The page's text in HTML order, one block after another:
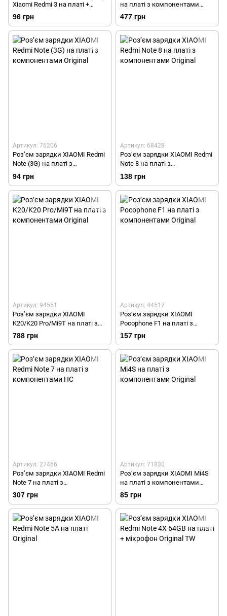
Xiaomi Redmi 3 на платі +
мікрофон Original TW
96 грн
на платі з компонентами
Original
477 грн
Артикул: 76206
Роз’єм зарядки XIAOMI Redmi
Note (3G) на платі з
компонентами Original
94 грн
Артикул: 68428
Роз’єм зарядки XIAOMI Redmi
Note 8 на платі з
компонентами Original
138 грн
Артикул: 94551
Роз’єм зарядки XIAOMI
K20/K20 Pro/Mi9T на платі з
компонентами Original
788 грн
Артикул: 44517
Роз’єм зарядки XIAOMI
Pocophone F1 на платі з
компонентами Original
157 грн
Артикул: 27466
Роз’єм зарядки XIAOMI Redmi
Note 7 на платі з
компонентами HC
307 грн
Артикул: 71830
Роз’єм зарядки XIAOMI Mi4S
на платі з компонентами
Original
85 грн